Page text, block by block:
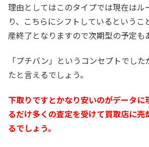
理由としてはこのタイプでは現在はル
り、こちらにシフトしているというこ
産終了となりますので次期型の予定も
「プチバン」というコンセプトでし
たと言えるでしょう。
下取りですとかなり安いのがデータに
るだけ多くの査定を受けて買取店に売
るでしょう。